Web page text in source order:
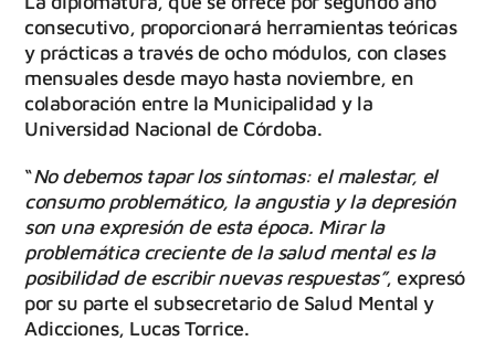
consecutivo, proporcionará herramientas teóricas
y prácticas a través de ocho módulos, con clases
mensuales desde mayo hasta noviembre, en
colaboración entre la Municipalidad y la
Universidad Nacional de Córdoba.
“No debemos tapar los síntomas: el malestar, el
consumo problemático, la angustia y la depresión
son una expresión de esta época. Mirar la
problemática creciente de la salud mental es la
posibilidad de escribir nuevas respuestas”, expresó
por su parte el subsecretario de Salud Mental y
Adicciones, Lucas Torrice.